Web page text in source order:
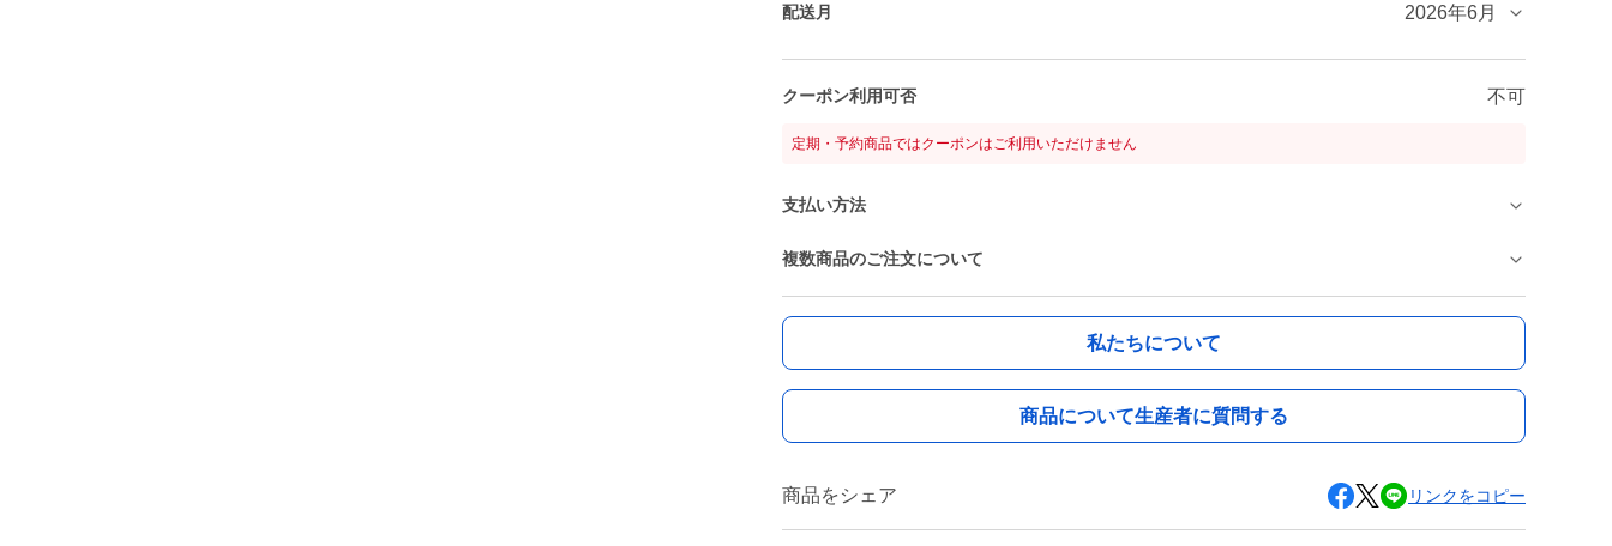
配送月 2026年6月
クーポン利用可否 不可
定期・予約商品ではクーポンはご利用いただけません
支払い方法
複数商品のご注文について
私たちについて
商品について生産者に質問する
商品をシェア リンクをコピー